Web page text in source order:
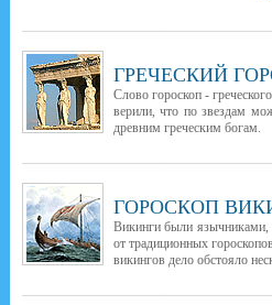
ГРЕЧЕСКИЙ
Слово гороскоп -
верили, что по звездам
древним греческим богам.
ГОРОСКОП
Викинги были
от традиционных
викингов дело обстояло